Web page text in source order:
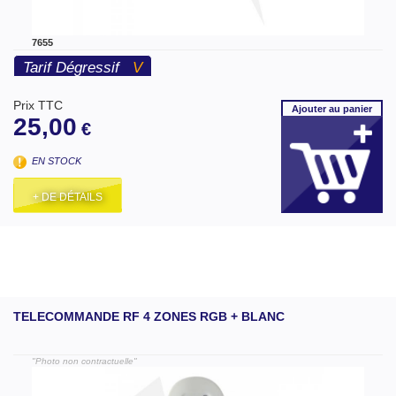
7655
Tarif Dégressif V
Prix TTC
25,00 €
EN STOCK
+ DE DÉTAILS
Ajouterau panier
TELECOMMANDE RF 4 ZONES RGB + BLANC
"Photo non contractuelle"